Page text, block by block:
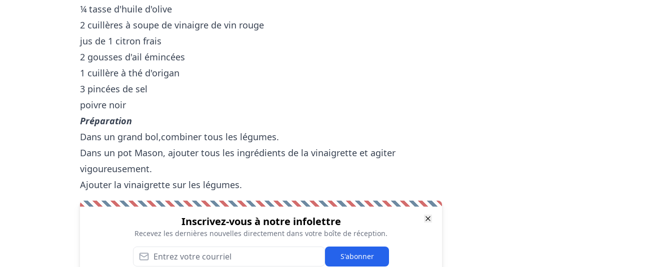
¼ tasse d'huile d'olive
2 cuillères à soupe de vinaigre de vin rouge
jus de 1 citron frais
2 gousses d'ail émincées
1 cuillère à thé d'origan
3 pincées de sel
poivre noir
Préparation
Dans un grand bol,combiner tous les légumes.
Dans un pot Mason, ajouter tous les ingrédients de la vinaigrette et agiter
vigoureusement.
Ajouter la vinaigrette sur les légumes.
Inscrivez-vous à notre infolettre
Recevez les dernières nouvelles directement dans votre boîte de réception.
S'abonner